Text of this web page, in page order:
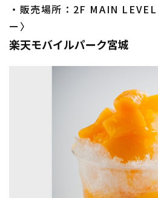
・販売場所：2F MAIN
ー〉
楽天モバイルパーク宮城